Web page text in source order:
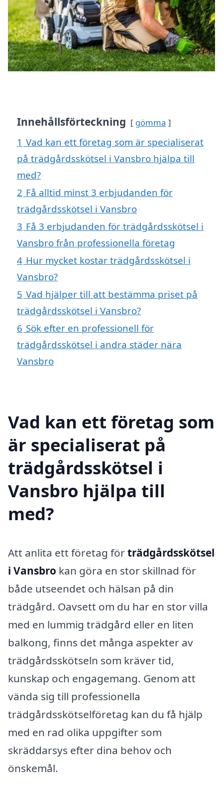
Innehållsförteckning gömma
1 Vad kan ett företag som är specialiserat
på trädgårdsskötsel i Vansbro hjälpa till
med?
2 Få alltid minst 3 erbjudanden för
trädgårdsskötsel i Vansbro
3 Få 3 erbjudanden för trädgårdsskötsel i
Vansbro från professionella företag
4 Hur mycket kostar trädgårdsskötsel i
Vansbro?
5 Vad hjälper till att bestämma priset på
trädgårdsskötsel i Vansbro?
6 Sök efter en professionell för
trädgårdsskötsel i andra städer nära
Vansbro
Vad kan ett företag som
är specialiserat på
trädgårdsskötsel i
Vansbro hjälpa till
med?
Att anlita ett företag förträdgårdsskötsel
i Vansbro kan göra en stor skillnad för
både utseendet och hälsan på din
trädgård. Oavsett om du har en stor villa
med en lummig trädgård eller en liten
balkong, finns det många aspekter av
trädgårdsskötseln som kräver tid,
kunskap och engagemang. Genom att
vända sig till professionella
trädgårdsskötselföretag kan du få hjälp
med en rad olika uppgifter som
skräddarsys efter dina behov och
önskemål.